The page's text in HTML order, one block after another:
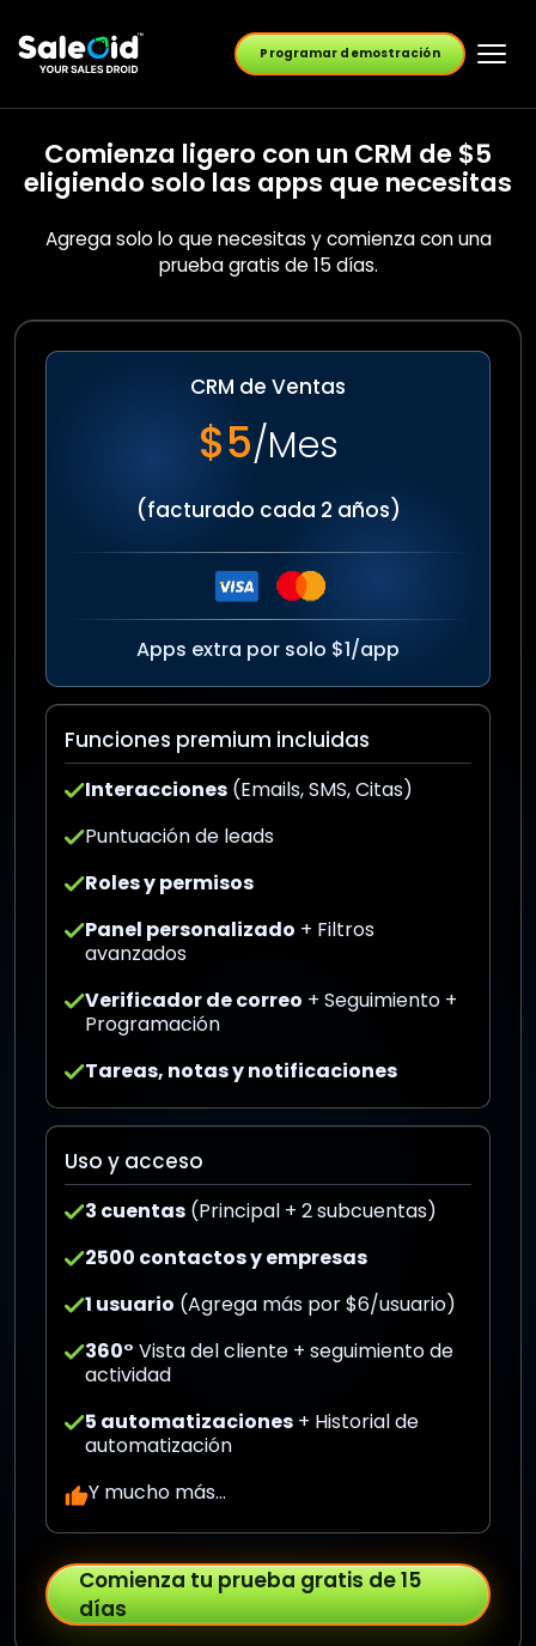
Programar demostración
Comienza ligero con un CRM de $5
eligiendo solo las apps que necesitas
Agrega solo lo que necesitas y comienza con una
prueba gratis de 15 días.
CRM de Ventas
$5/Mes
(facturado cada 2 años)
Apps extra por solo $1/app
Funciones premium incluidas
Interacciones(Emails, SMS, Citas)
Puntuación de leads
Roles y permisos
Panel personalizado + Filtros
avanzados
Verificador de correo + Seguimiento +
Programación
Tareas, notas y notificaciones
Uso y acceso
3 cuentas(Principal + 2 subcuentas)
2500 contactos y empresas
1 usuario (Agrega más por $6/usuario)
360° Vista del cliente + seguimiento de
actividad
5 automatizaciones+ Historial de
automatización
Y mucho más...
Comienza tu prueba gratis de 15
días